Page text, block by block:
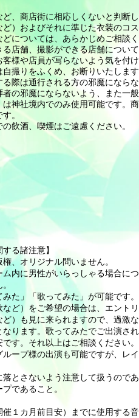
、商店街に相応しくないと判断
）およびそれに準じた衣装のコ
については、あらかじめご相談く
る店舗、撮影ができる店舗につい
様や店員が写らないよう気を付
撮りをふくめ、お断りいたします
際は通行される方の邪魔になら
の邪魔にならないよう、また一
神社境内でのみ使用可能です。
。
飲酒、喫煙はご遠慮ください。
る諸注意】
、オリジナル問いません。
ム内に男性がいらっしゃる場合
た」「歌ってみた」が可能です。
ど）をご希望の場合は、エント
）も見に来られますので、過激
なります。歌ってみたでご出演さ
す。それ以上はご相談ください。
ループ様の出演も可能ですが、
とさないよう注意して扱うので
であること。
催１カ月前目安）までに使用す